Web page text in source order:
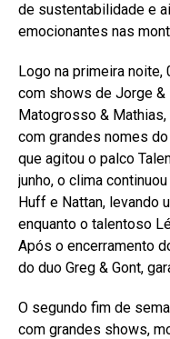
de sustentabilidade e
emocionantes nas
Logo na primeira noite,
com shows de Jorge
Matogrosso &
com grandes nomes
que agitou o palco
junho, o clima
Huff e Nattan, levando
enquanto o talentoso
Após o encerramento
do duo Greg & Gont,
O segundo fim de
com grandes shows,